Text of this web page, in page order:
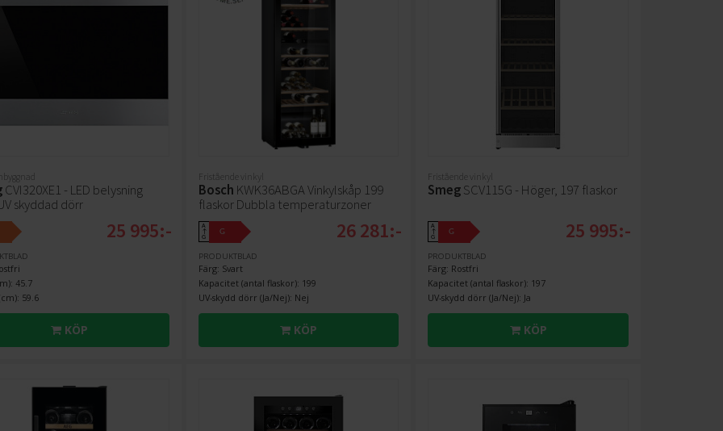
CVI320XE1 - LED belysning
skyddad dörr
45.7
59.6
25 995:-
KÖP
Fristående vinkyl
Bosch KWK36ABGA Vinkylskåp 199
flaskor Dubbla temperaturzoner
A
↑
G
G
PRODUKTBLAD
Färg: Svart
Kapacitet (antal flaskor): 199
UV-skydd dörr (Ja/Nej): Nej
26 281:-
KÖP
Fristående vinkyl
SmegSCV115G - Höger, 197 flaskor
A
↑
G
G
PRODUKTBLAD
Färg: Rostfri
Kapacitet (antal flaskor): 197
UV-skydd dörr (Ja/Nej): Ja
25 995:-
KÖP